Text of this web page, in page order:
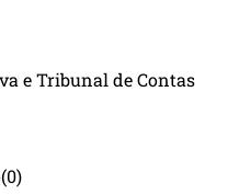
e Tribunal de Contas
(0)